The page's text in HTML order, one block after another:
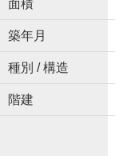
面積
築年月
種別 / 構造
階建